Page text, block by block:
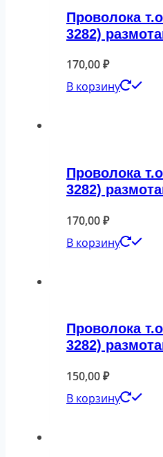
Проволока
3282)
170,00₽
В корзину
Проволока
3282)
170,00₽
В корзину
Проволока
3282)
150,00₽
В корзину